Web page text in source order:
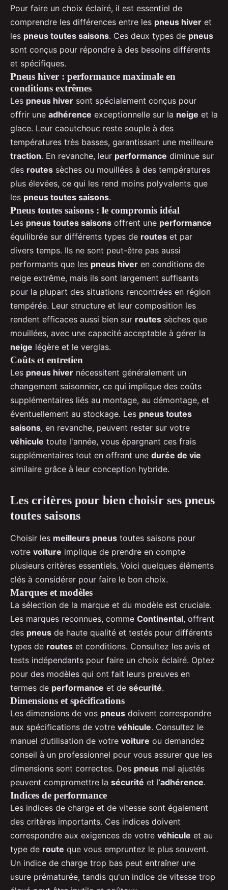
Pour faire un choix éclairé, il est essentiel de
comprendre les différences entre les pneus hiver et
les pneus toutes saisons. Ces deux types de pneus
sont conçus pour répondre à des besoins différents
et spécifiques.
Pneus hiver : performance maximale en
conditions extrêmes
Les pneus hiver sont spécialement conçus pour
offrir une adhérence exceptionnelle sur la neige et la
glace. Leur caoutchouc reste souple à des
températures très basses, garantissant une meilleure
traction. En revanche, leur performance diminue sur
des routes sèches ou mouillées à des températures
plus élevées, ce qui les rend moins polyvalents que
les pneus toutes saisons.
Pneus toutes saisons : le compromis idéal
Les pneus toutes saisons offrent une performance
équilibrée sur différents types de routes et par
divers temps. Ils ne sont peut-être pas aussi
performants que les pneus hiver en conditions de
neige extrême, mais ils sont largement suffisants
pour la plupart des situations rencontrées en région
tempérée. Leur structure et leur composition les
rendent efficaces aussi bien sur routes sèches que
mouillées, avec une capacité acceptable à gérer la
neige légère et le verglas.
Coûts et entretien
Les pneus hiver nécessitent généralement un
changement saisonnier, ce qui implique des coûts
supplémentaires liés au montage, au démontage, et
éventuellement au stockage. Les pneus toutes
saisons, en revanche, peuvent rester sur votre
véhicule toute l'année, vous épargnant ces frais
supplémentaires tout en offrant une durée de vie
similaire grâce à leur conception hybride.
Les critères pour bien choisir ses pneus
toutes saisons
Choisir les meilleurs pneus toutes saisons pour
votre voiture implique de prendre en compte
plusieurs critères essentiels. Voici quelques éléments
clés à considérer pour faire le bon choix.
Marques et modèles
La sélection de la marque et du modèle est cruciale.
Les marques reconnues, comme Continental, offrent
des pneus de haute qualité et testés pour différents
types de routes et conditions. Consultez les avis et
tests indépendants pour faire un choix éclairé. Optez
pour des modèles qui ont fait leurs preuves en
termes de performance et de sécurité.
Dimensions et spécifications
Les dimensions de vos pneus doivent correspondre
aux spécifications de votre véhicule. Consultez le
manuel d’utilisation de votre voiture ou demandez
conseil à un professionnel pour vous assurer que les
dimensions sont correctes. Des pneus mal ajustés
peuvent compromettre la sécurité et l’adhérence.
Indices de performance
Les indices de charge et de vitesse sont également
des critères importants. Ces indices doivent
correspondre aux exigences de votre véhicule et au
type de route que vous empruntez le plus souvent.
Un indice de charge trop bas peut entraîner une
usure prématurée, tandis qu'un indice de vitesse trop